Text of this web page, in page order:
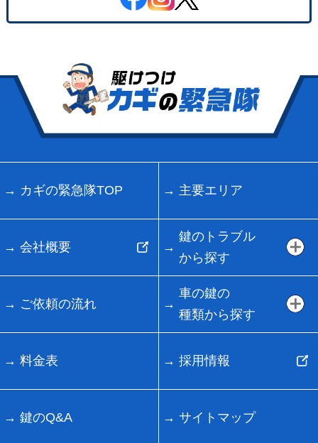
カギの緊急隊TOP 主要エリア
会社概要
鍵のトラブル
から探す
ご依頼の流れ
車の鍵の
種類から探す
料金表 採用情報
鍵のQ&A サイトマップ